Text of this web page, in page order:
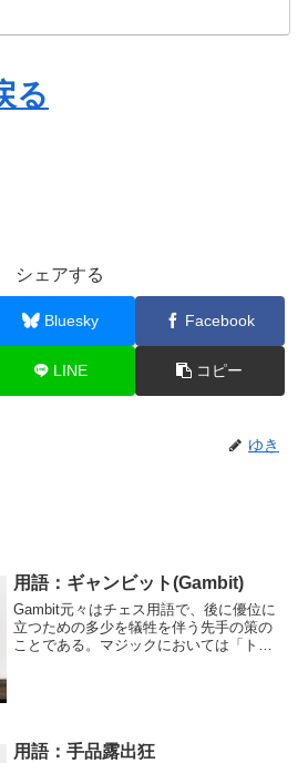
る
シェアする
Bluesky Facebook
LINE コピー
ゆき
用語：ギャンビット(Gambit)
Gambit元々はチェス用語で、後に優位に
立つための多少を犠牲を伴う先手の策の
ことである。マジックにおいては「トリ
用語：手品露出狂